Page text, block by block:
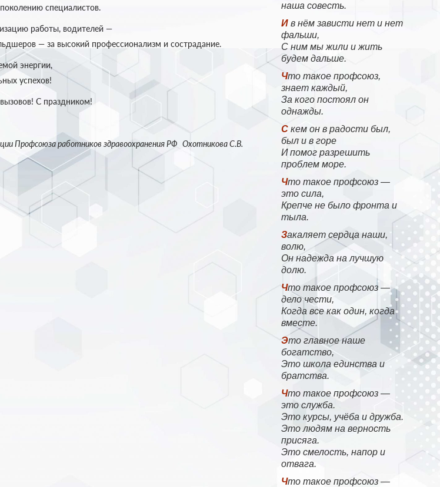
наша совесть.
И в нём зависти нет и нет
фальши,
С ним мы жили и жить
будем дальше.
Что такое профсоюз,
знает каждый,
За кого постоял он
однажды.
С кем он в радости был,
был и в горе
И помог разрешить
проблем море.
Что такое профсоюз —
это сила,
Крепче не было фронта и
тыла.
Закаляет сердца наши,
волю,
Он надежда на лучшую
долю.
Что такое профсоюз —
дело чести,
Когда все как один, когда
вместе.
Это главное наше
богатство,
Это школа единства и
братства.
Что такое профсоюз —
это служба.
Это курсы, учёба и дружба.
Это людям на верность
присяга.
Это смелость, напор и
отвага.
Что такое профсоюз —
специалистов.
работы, водителей —
— за высокий профессионализм и сострадание.
энергии,
успехов!
С праздником!
Профсоюза работников здравоохранения РФ Охотникова С.В.